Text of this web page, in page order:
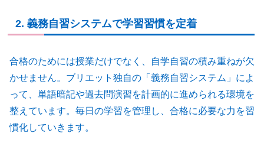
2. 義務自習システムで学習習慣を定着
合格のためには授業だけでなく、自学自習の積み重ねが欠
かせません。ブリエット独自の「義務自習システム」によ
って、単語暗記や過去問演習を計画的に進められる環境を
整えています。毎日の学習を管理し、合格に必要な力を習
慣化していきます。